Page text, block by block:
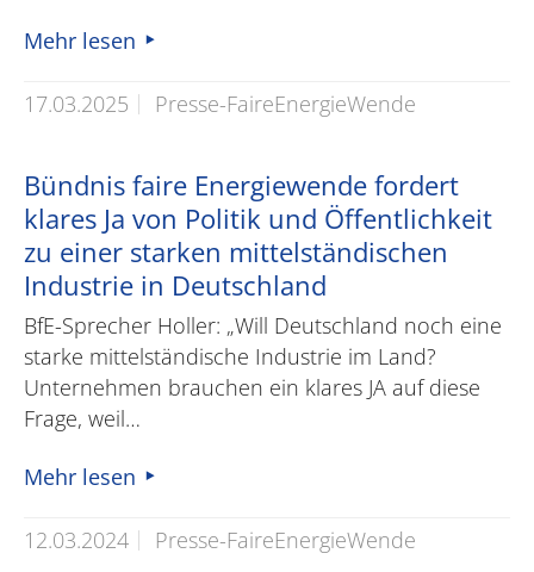
Mehr lesen
17.03.2025 Presse-FaireEnergieWende
Bündnis faire Energiewende fordert
klares Ja von Politik und Öffentlichkeit
zu einer starken mittelständischen
Industrie in Deutschland
BfE-Sprecher Holler: „Will Deutschland noch eine
starke mittelständische Industrie im Land?
Unternehmen brauchen ein klares JA auf diese
Frage, weil…
Mehr lesen
12.03.2024 Presse-FaireEnergieWende